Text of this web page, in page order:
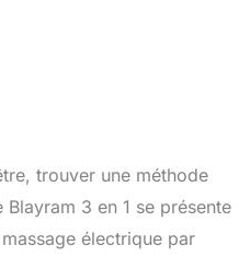
trouver une méthode
3 en 1 se présente
électrique par